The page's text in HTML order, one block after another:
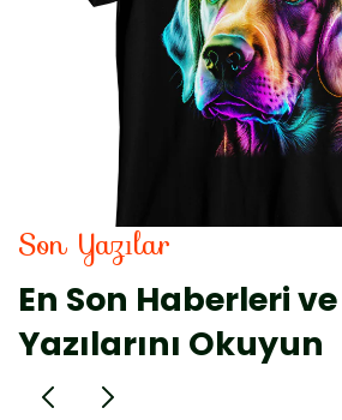
Son Yazılar
En Son Haberleri
Yazılarını Okuyun